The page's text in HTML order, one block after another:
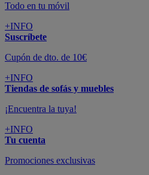
Todo en tu móvil
+INFO
Suscríbete
Cupón de dto. de 10€
+INFO
Tiendas de sofás y muebles
¡Encuentra la tuya!
+INFO
Tu cuenta
Promociones exclusivas